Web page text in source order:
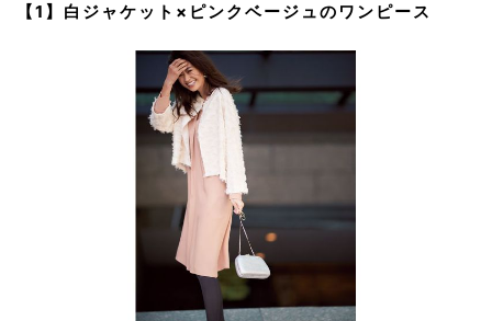
【1】白ジャケット×ピンクベージュのワンピース